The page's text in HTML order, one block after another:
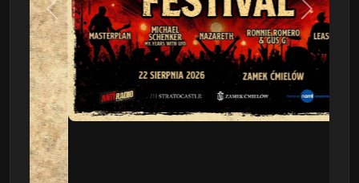
This Will Destroy You
09.08 - Poznań, Klub 2progi